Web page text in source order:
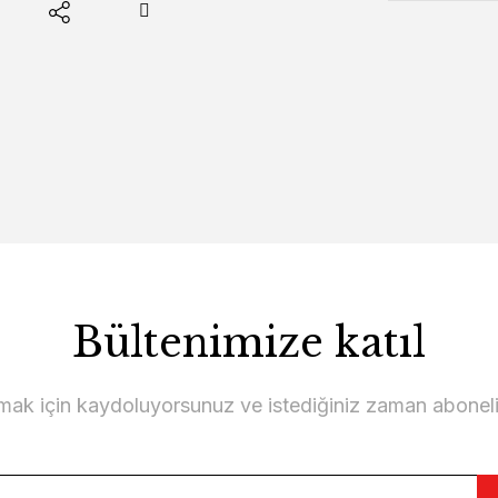
Bültenimize katıl
için kaydoluyorsunuz ve istediğiniz zaman